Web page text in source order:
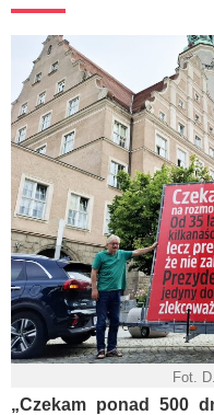
Fot.
„Czekam ponad 500